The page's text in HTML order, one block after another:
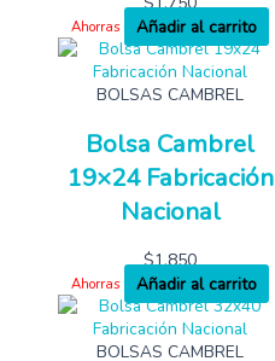
Ahorras Añadir al carrito
BOLSAS CAMBREL
Bolsa Cambrel
19×24 Fabricación
Nacional
$1,850
Ahorras Añadir al carrito
BOLSAS CAMBREL